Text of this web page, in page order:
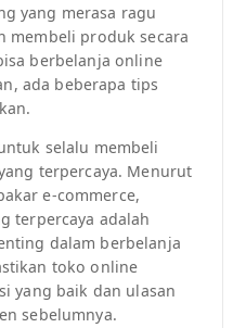
yang merasa ragu
membeli produk secara
berbelanja online
ada beberapa tips
selalu membeli
terpercaya. Menurut
e-commerce,
terpercaya adalah
dalam berbelanja
toko online
yang baik dan ulasan
sebelumnya.